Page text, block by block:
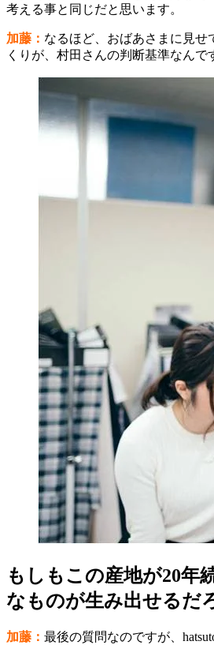
考える事と同じだと思います。
加藤： なるほど、おばあさまに見せ
くりが、村田さんの判断基準なんで
もしもこの産地が20年
なものが生み出せるだ
加藤： 最後の質問なのですが、